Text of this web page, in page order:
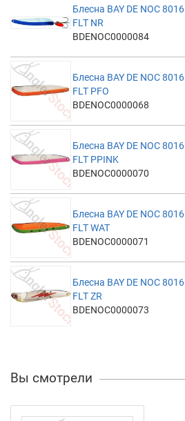
Блесна BAY DE NOC 8016
FLT NR
BDENOC0000084
Блесна BAY DE NOC 8016
FLT PFO
BDENOC0000068
Блесна BAY DE NOC 8016
FLT PPINK
BDENOC0000070
Блесна BAY DE NOC 8016
FLT WAT
BDENOC0000071
Блесна BAY DE NOC 8016
FLT ZR
BDENOC0000073
Вы смотрели